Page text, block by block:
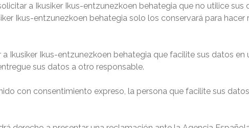
a Ikusiker Ikus-entzunezkoen behategia que no utilice sus
Ikus-entzunezkoen behategia solo los conservará para hacer
Ikusiker Ikus-entzunezkoen behategia que facilite sus datos en
sus datos a otro responsable.
con consentimiento expreso, la persona que facilite sus